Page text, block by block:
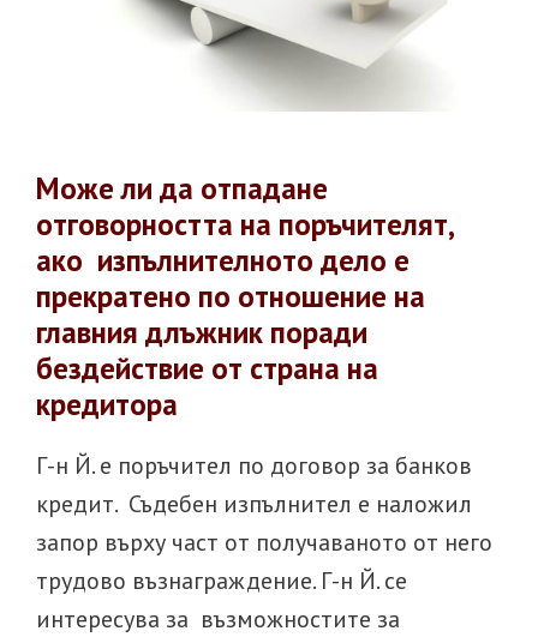
Може ли да отпадане
отговорността на поръчителят,
ако изпълнителното дело е
прекратено по отношение на
главния длъжник поради
бездействие от страна на
кредитора
Г-н Й. е поръчител по договор за банков
кредит. Съдебен изпълнител е наложил
запор върху част от получаваното от него
трудово възнаграждение. Г-н Й. се
интересува за възможностите за